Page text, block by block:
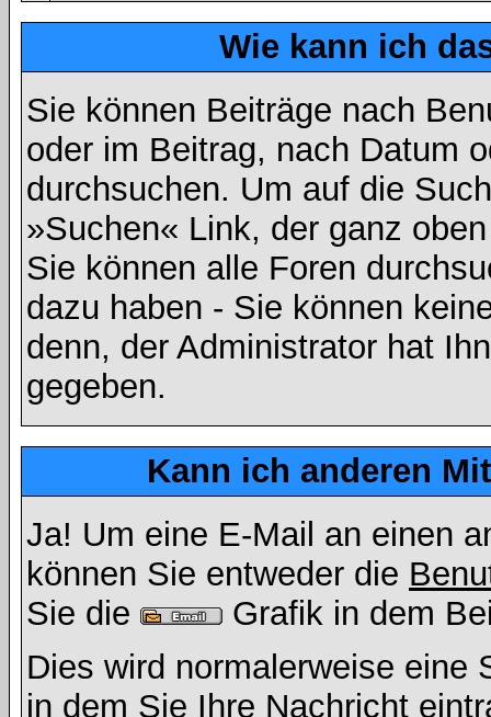
Wie kann ich
Sie können Beiträge nach
oder im Beitrag, nach Datum
durchsuchen. Um auf die
»Suchen« Link, der ganz
Sie können alle Foren
dazu haben - Sie können
denn, der Administrator hat
gegeben.
Kann ich anderen
Ja! Um eine E-Mail an einen
können Sie entweder die
Sie die
Grafik in dem
Dies wird normalerweise eine
in dem Sie Ihre Nachricht